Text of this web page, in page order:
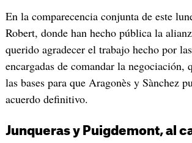
En la comparecencia conjunta de este
Robert, donde han hecho pública la
querido agradecer el trabajo hecho por
encargadas de comandar la negociación,
las bases para que Aragonès y Sànchez
acuerdo definitivo.
Junqueras y Puigdemont, al